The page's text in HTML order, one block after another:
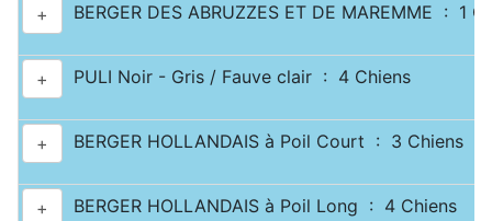
+ BERGER DES ABRUZZES ET DE MAREMME : 1
+ PULI Noir - Gris / Fauve clair : 4 Chiens
+ BERGER HOLLANDAIS à Poil Court : 3 Chiens
+ BERGER HOLLANDAIS à Poil Long : 4 Chiens